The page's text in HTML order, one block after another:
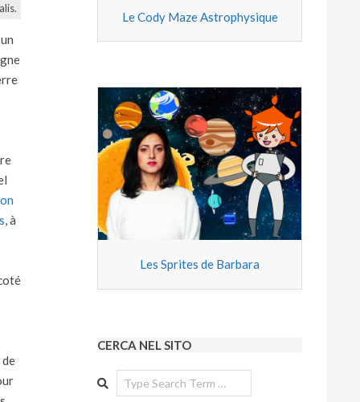
, à
Le Cody Maze Astrophysique
Les Sprites de Barbara
CERCA NEL SITO
Search